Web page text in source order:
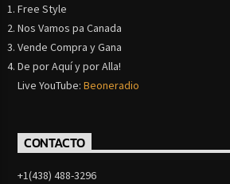
Free Style
Nos Vamos pa Canada
Vende Compra y Gana
De por Aquí y por Alla!
Live YouTube:Beoneradio
CONTACTO
+1(438) 488-3296